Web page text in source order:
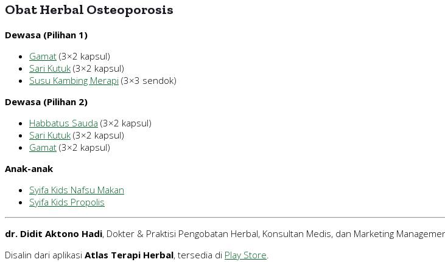
Obat Herbal Osteoporosis
Dewasa (Pilihan 1)
Gamat (3×2 kapsul)
Sari Kutuk (3×2 kapsul)
Susu Kambing Merapi (3×3 sendok)
Dewasa (Pilihan 2)
Habbatus Sauda (3×2 kapsul)
Sari Kutuk (3×2 kapsul)
Gamat (3×2 kapsul)
Anak-anak
Syifa Kids Nafsu Makan
Syifa Kids Propolis
dr. Didit Aktono Hadi, Dokter & Praktisi Pengobatan Herbal, Konsultan Medis, dan Marketing
Disalin dari aplikasi Atlas Terapi Herbal, tersedia di Play Store.